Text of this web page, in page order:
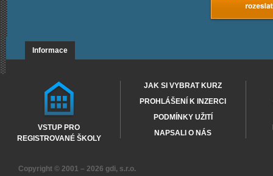
Informace
VSTUP PRO
REGISTROVANÉ ŠKOLY
JAK SI VYBRAT KURZ
PROHLÁŠENÍ K INZERCI
PODMÍNKY UŽITÍ
NAPSALI O NÁS
Copyright © 2001 – 2026 gdi, s.r.o.